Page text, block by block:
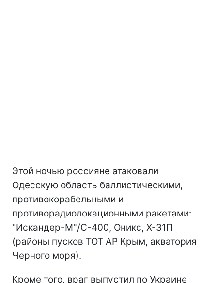
Этой ночью россияне атаковали
Одесскую область баллистическими,
противокорабельными и
противорадиолокационными ракетами:
"Искандер-М"/С-400, Оникс, Х-31П
(районы пусков ТОТ АР Крым, акватория
Черного моря).
Кроме того, враг выпустил по Украине